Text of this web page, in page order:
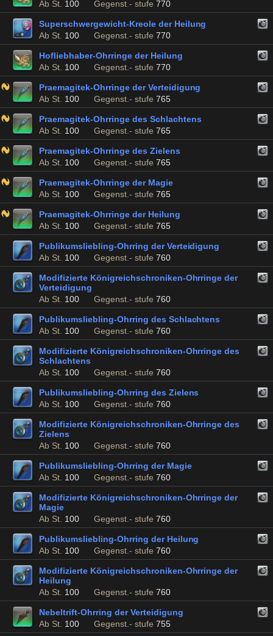
Ab St. 100 Gegenst.- stufe 770
Superschwergewicht-Kreole der Heilung
Ab St. 100 Gegenst.- stufe 770
Hofliebhaber-Ohrringe der Heilung
Ab St. 100 Gegenst.- stufe 770
Praemagitek-Ohrringe der Verteidigung
Ab St. 100 Gegenst.- stufe 765
Praemagitek-Ohrringe des Schlachtens
Ab St. 100 Gegenst.- stufe 765
Praemagitek-Ohrringe des Zielens
Ab St. 100 Gegenst.- stufe 765
Praemagitek-Ohrringe der Magie
Ab St. 100 Gegenst.- stufe 765
Praemagitek-Ohrringe der Heilung
Ab St. 100 Gegenst.- stufe 765
Publikumsliebling-Ohrring der Verteidigung
Ab St. 100 Gegenst.- stufe 760
Modifizierte Königreichschroniken-Ohrringe der
Verteidigung
Ab St. 100 Gegenst.- stufe 760
Publikumsliebling-Ohrring des Schlachtens
Ab St. 100 Gegenst.- stufe 760
Modifizierte Königreichschroniken-Ohrringe des
Schlachtens
Ab St. 100 Gegenst.- stufe 760
Publikumsliebling-Ohrring des Zielens
Ab St. 100 Gegenst.- stufe 760
Modifizierte Königreichschroniken-Ohrringe des
Zielens
Ab St. 100 Gegenst.- stufe 760
Publikumsliebling-Ohrring der Magie
Ab St. 100 Gegenst.- stufe 760
Modifizierte Königreichschroniken-Ohrringe der
Magie
Ab St. 100 Gegenst.- stufe 760
Publikumsliebling-Ohrring der Heilung
Ab St. 100 Gegenst.- stufe 760
Modifizierte Königreichschroniken-Ohrringe der
Heilung
Ab St. 100 Gegenst.- stufe 760
Nebeltrift-Ohrring der Verteidigung
Ab St. 100 Gegenst.- stufe 755